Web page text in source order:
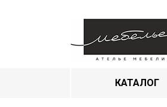
КАТАЛОГ